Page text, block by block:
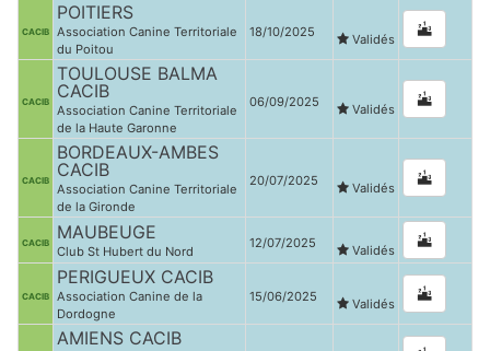
CACIB
POITIERS
Association Canine Territoriale
du Poitou
18/10/2025 Validés
CACIB
TOULOUSE BALMA
CACIB
Association Canine Territoriale
de la Haute Garonne
06/09/2025 Validés
CACIB
BORDEAUX-AMBES
CACIB
Association Canine Territoriale
de la Gironde
20/07/2025 Validés
CACIB MAUBEUGE
Club St Hubert du Nord
12/07/2025 Validés
CACIB
PERIGUEUX CACIB
Association Canine de la
Dordogne
15/06/2025 Validés
AMIENS CACIB